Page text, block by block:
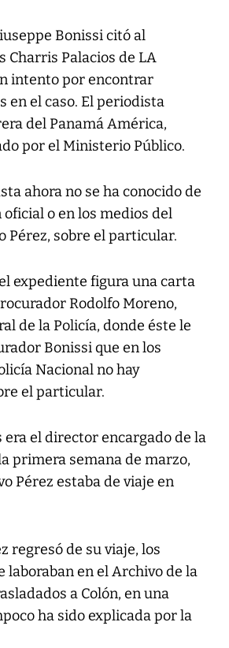
Bonissi citó al
Charris Palacios de LA
intento por encontrar
en el caso. El periodista
del Panamá América,
por el Ministerio Público.
ahora no se ha conocido de
o en los medios del
Pérez, sobre el particular.
expediente figura una carta
Rodolfo Moreno,
de la Policía, donde éste le
Bonissi que en los
Nacional no hay
el particular.
era el director encargado de la
primera semana de marzo,
Pérez estaba de viaje en
regresó de su viaje, los
laboraban en el Archivo de la
a Colón, en una
ha sido explicada por la